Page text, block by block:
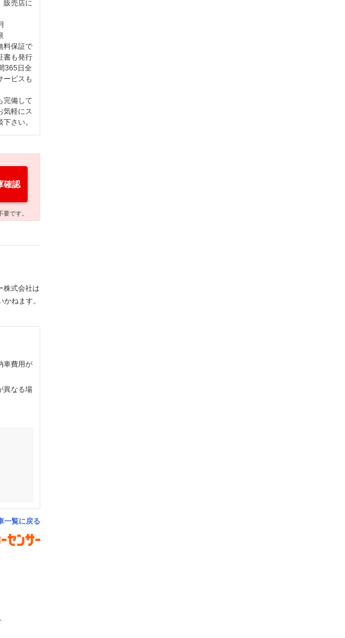
販売店に
料保証で
書も発行
365日全
ービスも
完備して
気軽にス
さい。
確認
です。
株式会社は
ねます。
車費用が
異なる場
一覧に戻る